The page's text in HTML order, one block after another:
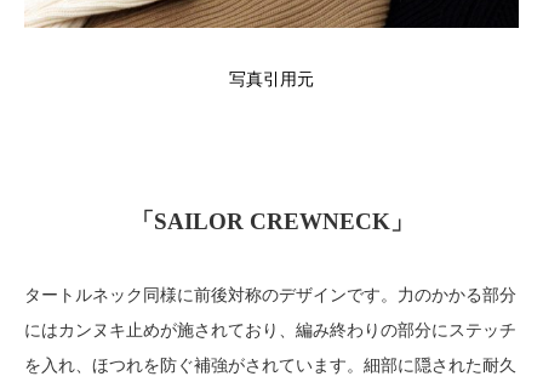
写真引用元
「SAILOR CREWNECK 」
タートルネック同様に前後対称のデザインです。力のかかる部分
にはカンヌキ止めが施されており、編み終わりの部分にステッチ
を入れ、ほつれを防ぐ補強がされています。細部に隠された耐久